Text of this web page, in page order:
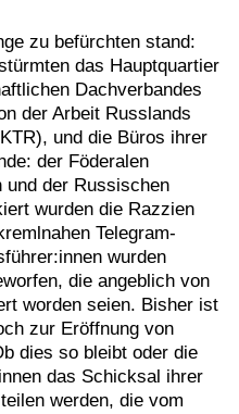
zu befürchten stand:
das Hauptquartier
Dachverbandes
der Arbeit Russlands
und die Büros ihrer
der Föderalen
und der Russischen
wurden die Razzien
Telegram-
wurden
die angeblich von
worden seien. Bisher ist
zur Eröffnung von
dies so bleibt oder die
das Schicksal ihrer
werden, die vom